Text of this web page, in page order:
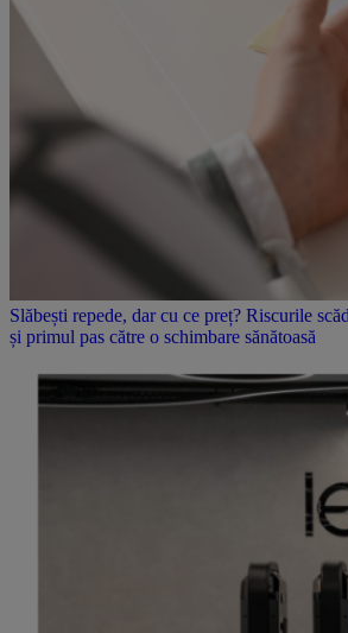
Slăbești repede, dar cu ce preț? Riscurile
și primul pas către o schimbare sănătoasă